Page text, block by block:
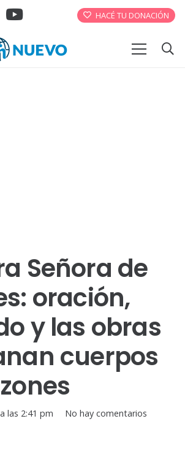
HACÉ TU DONACIÓN
Señora de
oración,
y las obras
cuerpos
las 2:41 pm No hay comentarios